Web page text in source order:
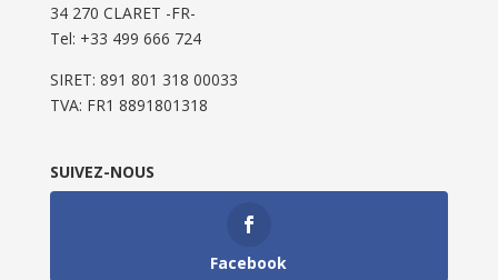
34 270 CLARET -FR-
Tel: ‭+33 499 666 724‬
SIRET: 891 801 318 00033
TVA: FR1 8891801318
SUIVEZ-NOUS
Facebook